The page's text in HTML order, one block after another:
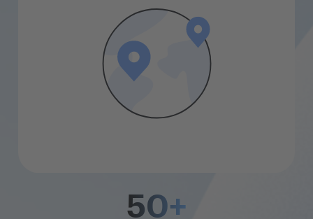
50+